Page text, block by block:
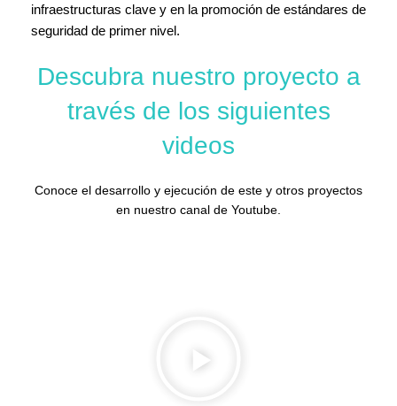
infraestructuras clave y en la promoción de estándares de
seguridad de primer nivel.
Descubra nuestro proyecto a
través de los siguientes
videos
Conoce el desarrollo y ejecución de este y otros proyectos
en nuestro canal de Youtube.